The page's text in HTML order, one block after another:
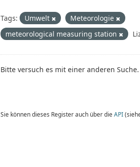
Tags: Umwelt
Meteorologie
meteorological measuring station
Bitte versuch es mit einer anderen Suche.
Sie können dieses Register auch über die API